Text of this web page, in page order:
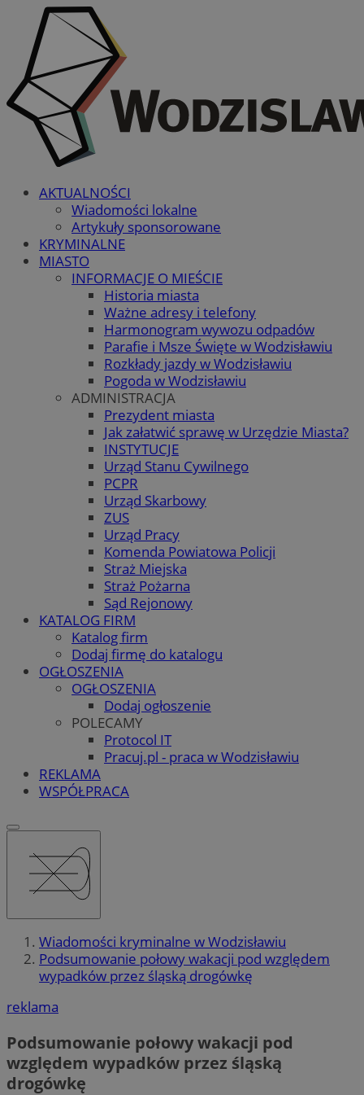
AKTUALNOŚCI
Wiadomości lokalne
Artykuły sponsorowane
KRYMINALNE
MIASTO
INFORMACJE O MIEŚCIE
Historia miasta
Ważne adresy i telefony
Harmonogram wywozu odpadów
Parafie i Msze Święte w Wodzisławiu
Rozkłady jazdy w Wodzisławiu
Pogoda w Wodzisławiu
ADMINISTRACJA
Prezydent miasta
Jak załatwić sprawę w Urzędzie Miasta?
INSTYTUCJE
Urząd Stanu Cywilnego
PCPR
Urząd Skarbowy
ZUS
Urząd Pracy
Komenda Powiatowa Policji
Straż Miejska
Straż Pożarna
Sąd Rejonowy
KATALOG FIRM
Katalog firm
Dodaj firmę do katalogu
OGŁOSZENIA
OGŁOSZENIA
Dodaj ogłoszenie
POLECAMY
Protocol IT
Pracuj.pl - praca w Wodzisławiu
REKLAMA
WSPÓŁPRACA
Wiadomości kryminalne w Wodzisławiu
Podsumowanie połowy wakacji pod względem
wypadków przez śląską drogówkę
reklama
Podsumowanie połowy wakacji pod
względem wypadków przez śląską
drogówkę